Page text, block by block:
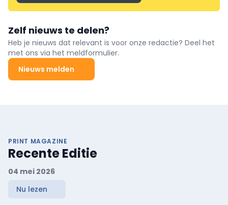
Zelf nieuws te delen?
Heb je nieuws dat relevant is voor onze redactie? Deel het
met ons via het meldformulier.
Nieuws melden
PRINT MAGAZINE
Recente Editie
04 mei 2026
Nu lezen